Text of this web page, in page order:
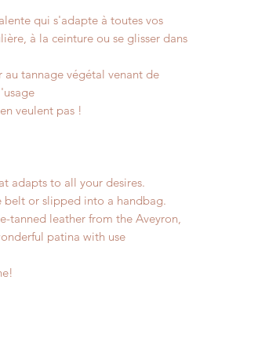
qui s'adapte à toutes vos
à la ceinture ou se glisser dans
tannage végétal venant de
veulent pas !
adapts to all your desires.
belt or slipped into a handbag.
tanned leather from the Aveyron,
patina with use